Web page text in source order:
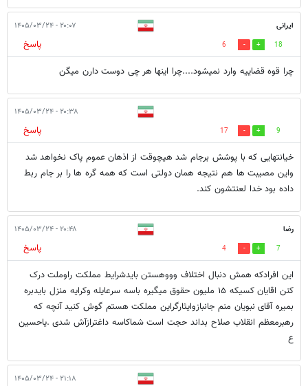
ایرانی ۲۰:۰۷ - ۱۴۰۵/۰۳/۲۴
18
6
پاسخ
چرا قوه قضاییه وارد نمیشود....چرا اینها هر چی دوست دارن میگن
۲۰:۳۸ - ۱۴۰۵/۰۳/۲۴
9
17
پاسخ
خیانتهایی که با پوشش برجام شد هیچوقت از اذهان عموم پاک نخواهد شد
واین مصیبت ها هم نتیجه همان دولتی است که همه گره ها را بر جام ربط
داده بود خدا لعنتشون کند.
رضا ۲۰:۴۸ - ۱۴۰۵/۰۳/۲۴
7
4
پاسخ
این افرادکه همش دنبال اختلاف وووهستن بایدشرایط مملکت راوملت درک
کنن اقایان کسیکه ۱۵ ملیون حقوق میگیره باسه سرعایله وکرایه منزل بایدبره
بمیره آقای نبویان منم جانبازوایثارگراین مملکت هستم گوش کنید آنچه که
رهبرمعظم انقلاب صلاح بداند حجت است شماکاسه داغترازآش شدی .یاحسین
ع
۲۱:۱۸ - ۱۴۰۵/۰۳/۲۴